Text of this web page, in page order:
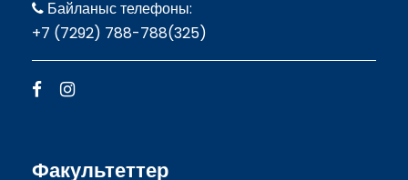
Байланыс телефоны:
+7 (7292) 788-788(325)
Факультеттер